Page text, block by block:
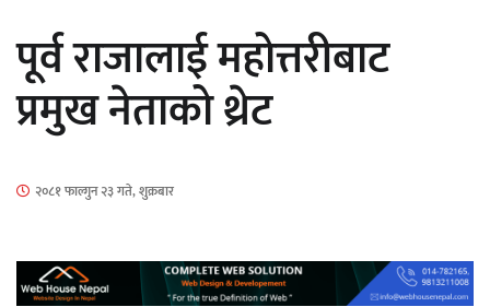
सार्वजनिक
नियन्त्रणमा
पूर्व राजालाई महोत्तरीबाट
प्रमुख नेताको थ्रेट
२०८१ फाल्गुन २३ गते, शुक्रबार